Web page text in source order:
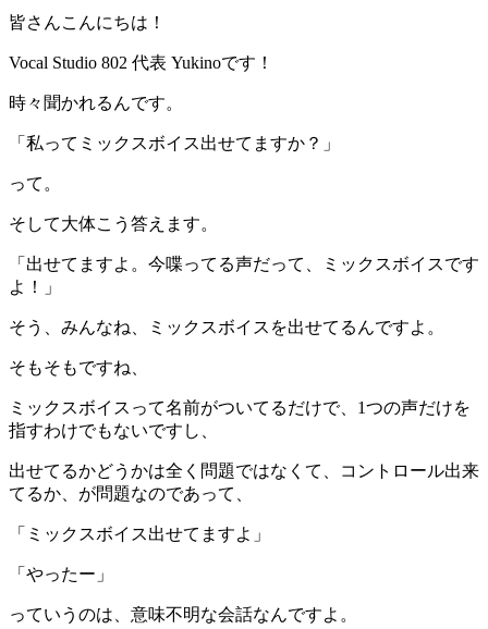
皆さんこんにちは！
Vocal Studio 802 代表 Yukinoです！
時々聞かれるんです。
「私ってミックスボイス出せてますか？」
って。
そして大体こう答えます。
「出せてますよ。今喋ってる声だって、ミックスボイスです
よ！」
そう、みんなね、ミックスボイスを出せてるんですよ。
そもそもですね、
ミックスボイスって名前がついてるだけで、1つの声だけを
指すわけでもないですし、
出せてるかどうかは全く問題ではなくて、コントロール出来
てるか、が問題なのであって、
「ミックスボイス出せてますよ」
「やったー」
っていうのは、意味不明な会話なんですよ。